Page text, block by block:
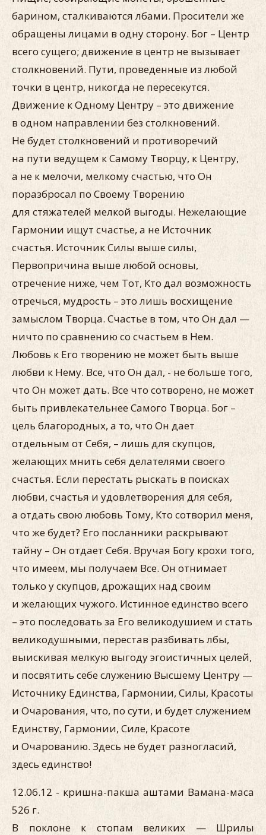
барином, сталкиваются лбами. Просители же
обращены лицами в одну сторону. Бог – Центр
всего сущего; движение в центр не вызывает
столкновений. Пути, проведенные из любой
точки в центр, никогда не пересекутся.
Движение к Одному Центру – это движение
в одном направлении без столкновений.
Не будет столкновений и противоречий
на пути ведущем к Самому Творцу, к Центру,
а не к мелочи, мелкому счастью, что Он
поразбросал по Своему Творению
для стяжателей мелкой выгоды. Нежелающие
Гармонии ищут счастье, а не Источник
счастья. Источник Силы выше силы,
Первопричина выше любой основы,
отречение ниже, чем Тот, Кто дал возможность
отречься, мудрость – это лишь восхищение
замыслом Творца. Счастье в том, что Он дал —
ничто по сравнению со счастьем в Нем.
Любовь к Его творению не может быть выше
любви к Нему. Все, что Он дал, - не больше того,
что Он может дать. Все что сотворено, не может
быть привлекательнее Самого Творца. Бог –
цель благородных, а то, что Он дает
отдельным от Себя, – лишь для скупцов,
желающих мнить себя делателями своего
счастья. Если перестать рыскать в поисках
любви, счастья и удовлетворения для себя,
а отдать свою любовь Тому, Кто сотворил меня,
что же будет? Его посланники раскрывают
тайну – Он отдает Себя. Вручая Богу крохи того,
что имеем, мы получаем Все. Он отнимает
только у скупцов, дрожащих над своим
и желающих чужого. Истинное единство всего
– это последовать за Его великодушием и стать
великодушными, перестав разбивать лбы,
выискивая мелкую выгоду эгоистичных целей,
и посвятить себе служению Высшему Центру —
Источнику Единства, Гармонии, Силы, Красоты
и Очарования, что, по сути, и будет служением
Единству, Гармонии, Силе, Красоте
и Очарованию. Здесь не будет разногласий,
здесь единство!
12.06.12 - кришна-пакша аштами Вамана-маса
526 г.
В поклоне к стопам великих — Шрилы